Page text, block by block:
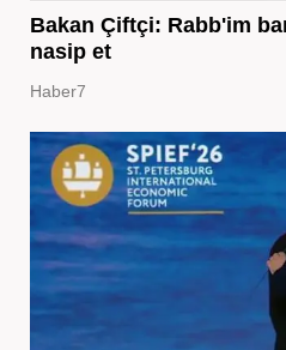
Bakan Çiftçi: Rabb'im
nasip et
Haber7